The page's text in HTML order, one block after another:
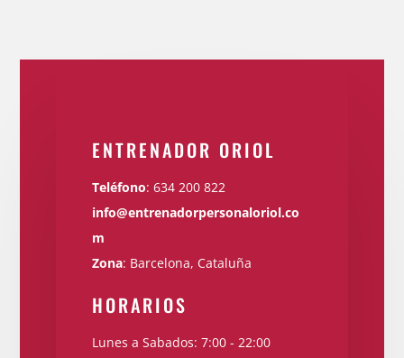
ENTRENADOR ORIOL
Teléfono:634 200 822
info@entrenadorpersonaloriol.co
m
Zona: Barcelona, Cataluña
HORARIOS
Lunes a Sabados: 7:00 - 22:00